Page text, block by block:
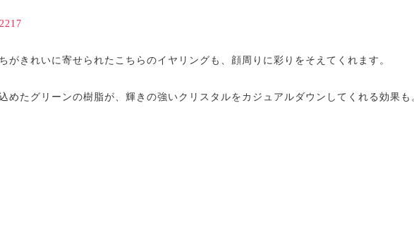
がきれいに寄せられたこちらのイヤリングも、顔周りに彩りをそえてくれます。
めたグリーンの樹脂が、輝きの強いクリスタルをカジュアルダウンしてくれる効果も